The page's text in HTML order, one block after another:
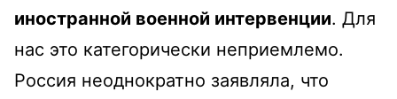
иностранной военной интервенции. Для
нас это категорически неприемлемо.
Россия неоднократно заявляла, что